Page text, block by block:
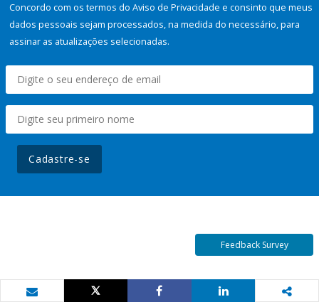
Concordo com os termos do Aviso de Privacidade e consinto que meus
dados pessoais sejam processados, na medida do necessário, para
assinar as atualizações selecionadas.
Cadastre-se
Feedback Survey